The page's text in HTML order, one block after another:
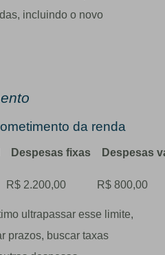
incluindo o novo
da renda
Despesas fixas Despesas
R$ 2.200,00 R$ 800,00
ultrapassar esse limite,
prazos, buscar taxas